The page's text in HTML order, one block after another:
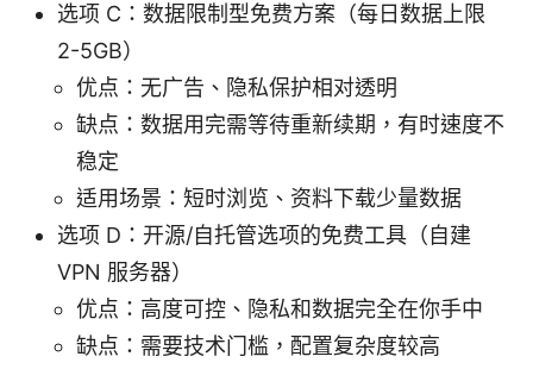
选项 C：数据限制型免费方案（每日数据上限
2-5GB）
优点：无广告、隐私保护相对透明
缺点：数据用完需等待重新续期，有时速度不
稳定
适用场景：短时浏览、资料下载少量数据
选项 D：开源/自托管选项的免费工具（自建
VPN 服务器）
优点：高度可控、隐私和数据完全在你手中
缺点：需要技术门槛，配置复杂度较高